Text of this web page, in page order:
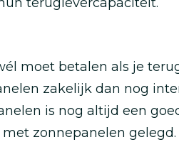
moet betalen als je
zakelijk dan nog
is nog altijd een
zonnepanelen